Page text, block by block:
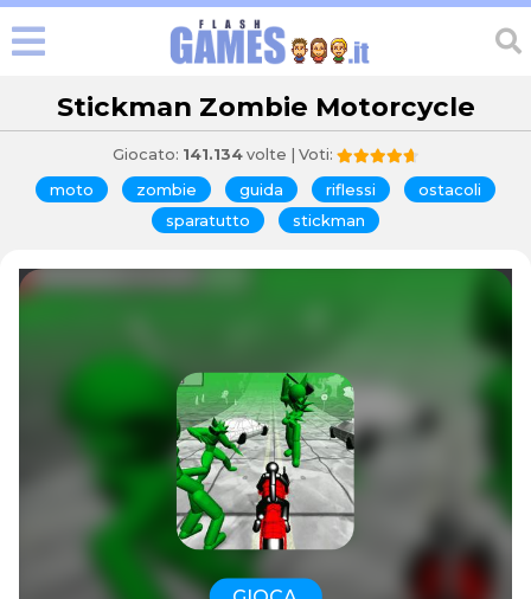
Stickman Zombie Motorcycle
Giocato: 141.134 volte | Voti:
moto zombie guida riflessi
ostacoli
sparatutto
stickman